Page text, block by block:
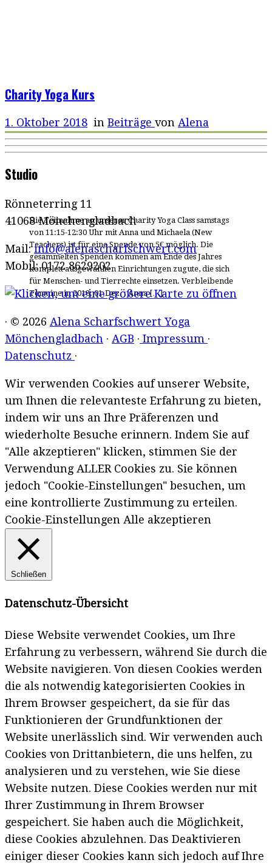
Die Teilnahme an unserer Charity Yoga Class samstags
von 11:15-12:30 Uhr mit Anna und Michaela (New
Teachers) ist für eine Spende von 5€ möglich. Die
gesammelten Spenden kommen am Ende des Jahres
komplett ausgewählten Einrichtungen zugute, die sich
für Menschen- und Tierrechte einsetzen. Verbleibende
Termine in 2018: 01.Dez. : Anna […]
Charity Yoga Kurs
1. Oktober 2018 in Beiträge von Alena
Studio
Rönneterring 11
41068 Mönchengladbach
Mail:info@alenascharfschwert.com
Mobil: 0172 8629202
· © 2026 Alena Scharfschwert Yoga
Mönchengladbach · AGB · Impressum ·
Datenschutz ·
Wir verwenden Cookies auf unserer Website,
um Ihnen die relevanteste Erfahrung zu bieten,
indem wir uns an Ihre Präferenzen und
wiederholte Besuche erinnern. Indem Sie auf
"Alle akzeptieren" klicken, stimmen Sie der
Verwendung ALLER Cookies zu. Sie können
jedoch "Cookie-Einstellungen" besuchen, um
eine kontrollierte Zustimmung zu erteilen.
Cookie-Einstellungen Alle akzeptieren
Schließen
Datenschutz-Übersicht
Diese Website verwendet Cookies, um Ihre
Erfahrung zu verbessern, während Sie durch die
Website navigieren. Von diesen Cookies werden
die als notwendig kategorisierten Cookies in
Ihrem Browser gespeichert, da sie für das
Funktionieren der Grundfunktionen der
Website unerlässlich sind. Wir verwenden auch
Cookies von Drittanbietern, die uns helfen, zu
analysieren und zu verstehen, wie Sie diese
Website nutzen. Diese Cookies werden nur mit
Ihrer Zustimmung in Ihrem Browser
gespeichert. Sie haben auch die Möglichkeit,
diese Cookies abzulehnen. Das Deaktivieren
einiger dieser Cookies kann sich jedoch auf Ihre